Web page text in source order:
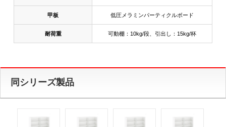
甲板 低圧メラミンパーティクルボード
耐荷重 可動棚：10kg/段、引出し：15kg/杯
同シリーズ製品